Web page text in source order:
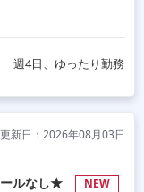
週4日、ゆったり勤務
新日：2026年08月03日
ールなし★ NEW